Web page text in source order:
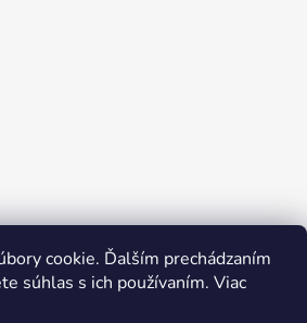
cookie. Ďalším prechádzaním
súhlas s ich používaním. Viac